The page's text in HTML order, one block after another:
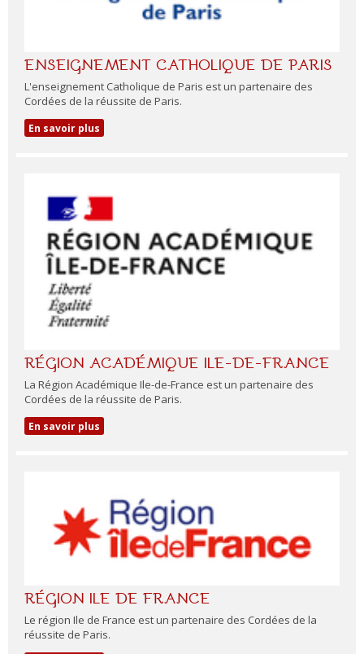
ENSEIGNEMENT CATHOLIQUE DE PARIS
L'enseignement Catholique de Paris est un partenaire des
Cordées de la réussite de Paris.
En savoir plus
RÉGION ACADÉMIQUE ILE-DE-FRANCE
La Région Académique Ile-de-France est un partenaire des
Cordées de la réussite de Paris.
En savoir plus
RÉGION ILE DE FRANCE
Le région Ile de France est un partenaire des Cordées de la
réussite de Paris.